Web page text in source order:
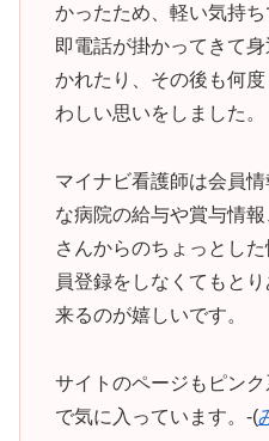
かったため、軽い気持ち
即電話が掛かってきて
かれたり、その後も何
わしい思いをしました。
マイナビ看護師は会員
な病院の給与や賞与情
さんからのちょっとし
員登録をしなくてもと
来るのが嬉しいです。
サイトのページもピン
で気に入っています。-(